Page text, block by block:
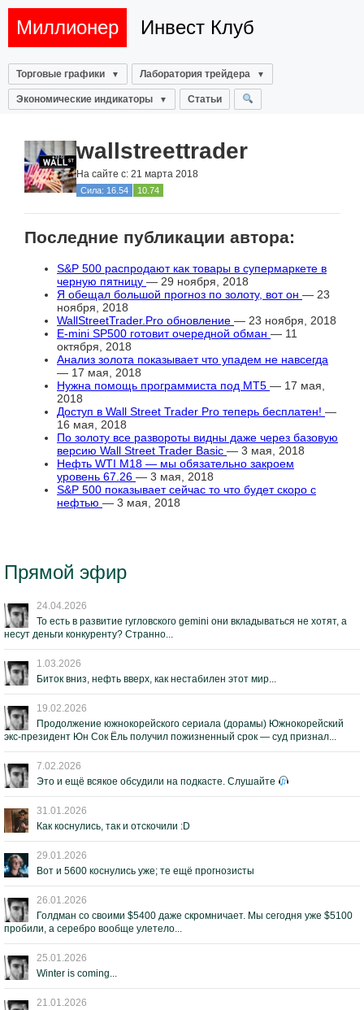
Миллионер Инвест Клуб
Торговые графики Лаборатория трейдера
Экономические индикаторы Статьи
wallstreettrader
На сайте с: 21 марта 2018
Сила: 16.54 10.74
Последние публикации автора:
S&P 500 распродают как товары в супермаркете в
черную пятницу — 29 ноября, 2018
Я обещал большой прогноз по золоту, вот он — 23
ноября, 2018
WallStreetTrader.Pro обновление — 23 ноября, 2018
E-mini SP500 готовит очередной обман — 11
октября, 2018
Анализ золота показывает что упадем не навсегда
— 17 мая, 2018
Нужна помощь программиста под МТ5 — 17 мая,
2018
Доступ в Wall Street Trader Pro теперь бесплатен! —
16 мая, 2018
По золоту все развороты видны даже через базовую
версию Wall Street Trader Basic — 3 мая, 2018
Нефть WTI M18 — мы обязательно закроем
уровень 67.26 — 3 мая, 2018
S&P 500 показывает сейчас то что будет скоро с
нефтью — 3 мая, 2018
Прямой эфир
24.04.2026
То есть в развитие гугловского gemini они вкладываться не хотят, а
несут деньги конкуренту? Странно...
1.03.2026
Биток вниз, нефть вверх, как нестабилен этот мир...
19.02.2026
Продолжение южнокорейского сериала (дорамы) Южнокорейский
экс-президент Юн Сок Ёль получил пожизненный срок — суд признал...
7.02.2026
Это и ещё всякое обсудили на подкасте. Слушайте
31.01.2026
Как коснулись, так и отскочили :D
29.01.2026
Вот и 5600 коснулись уже; те ещё прогнозисты
26.01.2026
Голдман со своими $5400 даже скромничает. Мы сегодня уже $5100
пробили, а серебро вообще улетело...
25.01.2026
Winter is coming...
21.01.2026